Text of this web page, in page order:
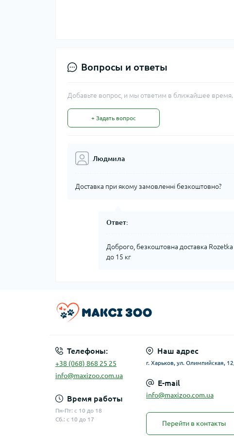
Вопросы и ответы
Добавьте вопрос, и мы ответим в ближайшее время.
+ Задать вопрос
Людмила
Доставка при якому замовленні безкоштовно?
Ответ:
Доброго, безкоштовна доставка Rozetka
до 15 кг
Телефоны:
+38 (068) 868 25 25
info@maxizoo.com.ua
Время работы
Пн-Пт: с 10 до 18
Сб.: с 10 до 17
Наш адрес
г. Харьков, ул. Олимпийская,
E-mail
info@maxizoo.com.ua
Перейти в контакты